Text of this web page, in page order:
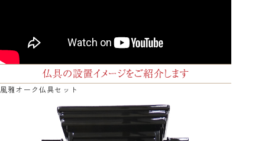
風雅オーク仏具セット